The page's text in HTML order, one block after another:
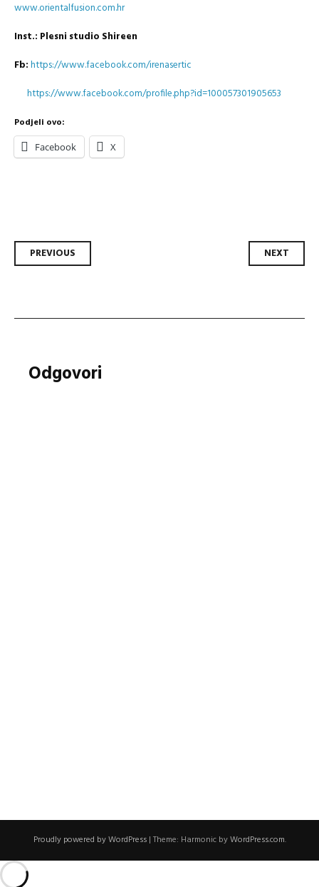
www.orientalfusion.com.hr
Inst.: Plesni studio Shireen
Fb:https://www.facebook.com/irenasertic
https://www.facebook.com/profile.php?id=100057301905653
Podjeli ovo:
Facebook X
Post
PREVIOUS NEXT
Odgovori
Proudly powered by WordPress | Theme: Harmonic byWordPress.com.